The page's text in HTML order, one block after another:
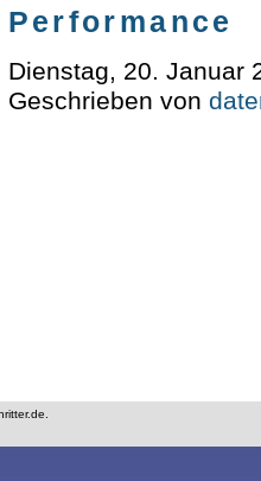
Performance
Dienstag, 20. Januar
Geschrieben von